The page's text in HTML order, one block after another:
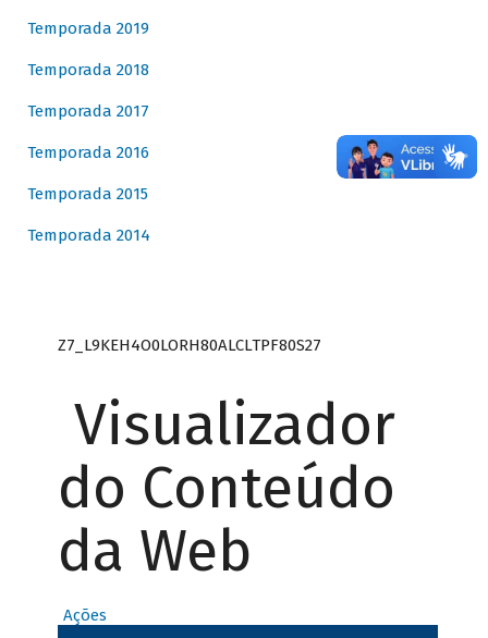
Temporada 2019
Temporada 2018
Temporada 2017
Temporada 2016
Temporada 2015
Temporada 2014
Z7_L9KEH4O0LORH80ALCLTPF80S27
Visualizador
do Conteúdo
da Web
Ações